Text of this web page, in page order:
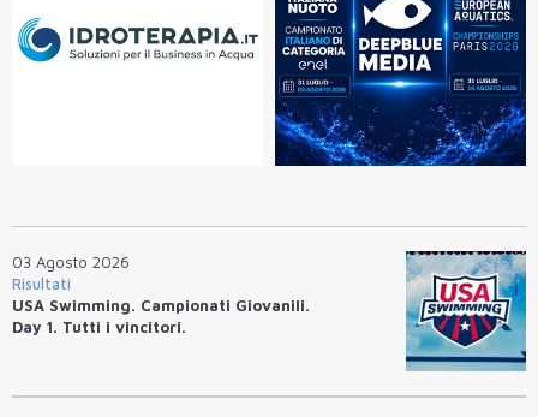
03 Agosto 2026
Risultati
USA Swimming. Campionati Giovanili.
Day 1. Tutti i vincitori.